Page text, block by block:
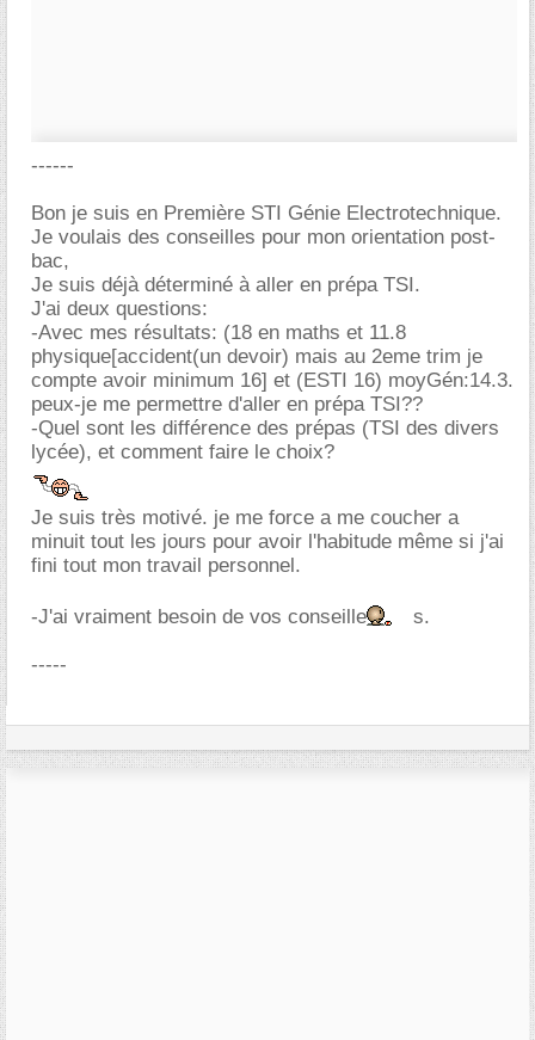
------
Bon je suis en Première STI Génie Electrotechnique.
Je voulais des conseilles pour mon orientation post-
bac,
Je suis déjà déterminé à aller en prépa TSI.
J'ai deux questions:
-Avec mes résultats: (18 en maths et 11.8
physique[accident(un devoir) mais au 2eme trim je
compte avoir minimum 16] et (ESTI 16) moyGén:14.3.
peux-je me permettre d'aller en prépa TSI??
-Quel sont les différence des prépas (TSI des divers
lycée), et comment faire le choix?
Je suis très motivé. je me force a me coucher a
minuit tout les jours pour avoir l'habitude même si j'ai
fini tout mon travail personnel.
-J'ai vraiment besoin de vos conseille s.
-----